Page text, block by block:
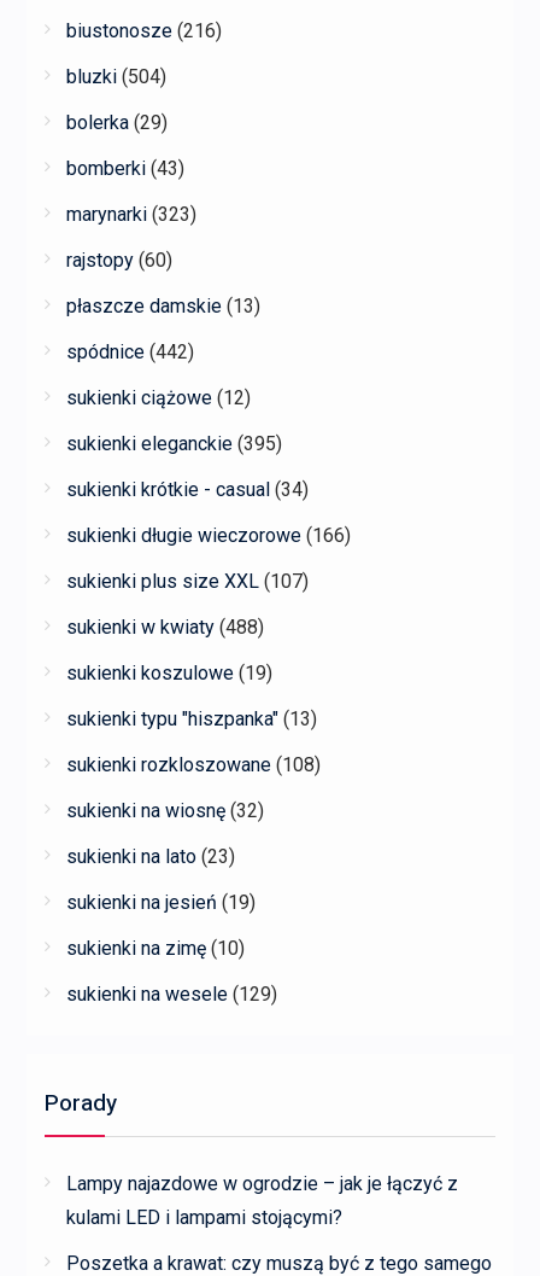
biustonosze (216)
bluzki (504)
bolerka (29)
bomberki (43)
marynarki (323)
rajstopy (60)
płaszcze damskie (13)
spódnice (442)
sukienki ciążowe (12)
sukienki eleganckie (395)
sukienki krótkie - casual (34)
sukienki długie wieczorowe (166)
sukienki plus size XXL (107)
sukienki w kwiaty (488)
sukienki koszulowe (19)
sukienki typu "hiszpanka" (13)
sukienki rozkloszowane (108)
sukienki na wiosnę (32)
sukienki na lato (23)
sukienki na jesień (19)
sukienki na zimę (10)
sukienki na wesele (129)
Porady
Lampy najazdowe w ogrodzie – jak je łączyć z
kulami LED i lampami stojącymi?
Poszetka a krawat: czy muszą być z tego samego